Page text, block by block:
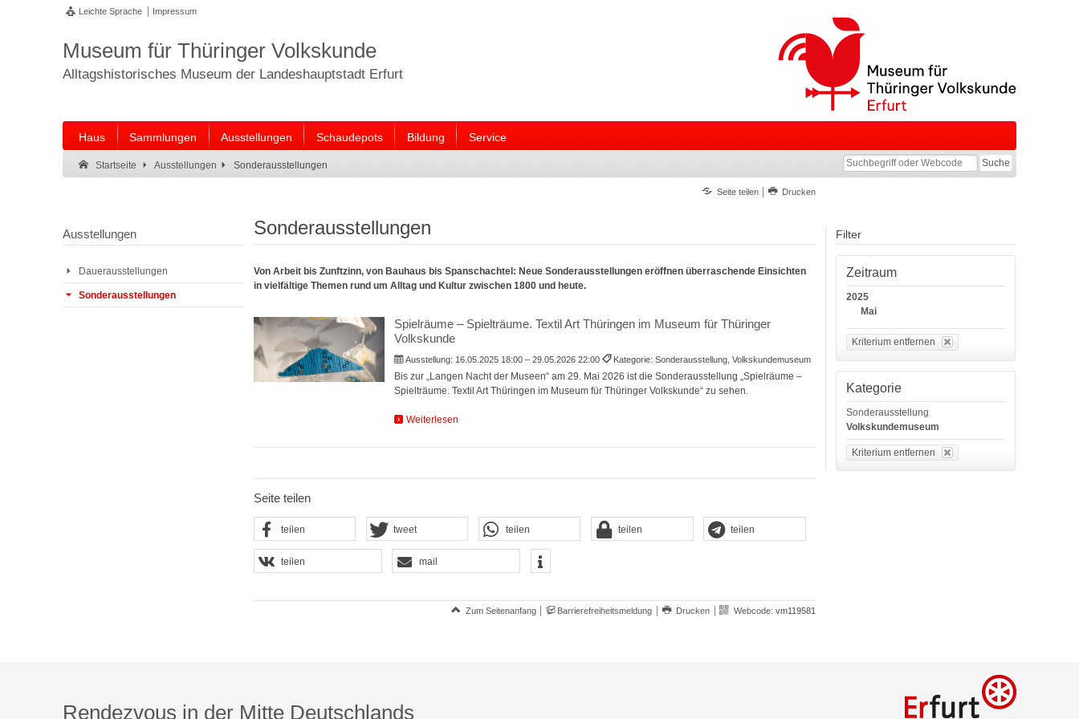
Leichte Sprache Impressum
Museum für Thüringer Volkskunde
Alltagshistorisches Museum der Landeshauptstadt Erfurt
Haus Sammlungen Ausstellungen Schaudepots Bildung Service
Startseite Ausstellungen Sonderausstellungen
Suche:
Suche Ende.
Seite teilen Drucken
Sonderausstellungen
Von Arbeit bis Zunftzinn, von Bauhaus bis Spanschachtel: Neue Sonderausstellungen eröffnen überraschende Einsichten
in vielfältige Themen rund um Alltag und Kultur zwischen 1800 und heute.
Spielräume – Spielträume. Textil Art Thüringen im Museum für Thüringer
Volkskunde
Ausstellung: 16.05.2025 18:00 – 29.05.2026 22:00 Kategorie: Sonderausstellung, Volkskundemuseum
Bis zur „Langen Nacht der Museen“ am 29. Mai 2026 ist die Sonderausstellung „Spielräume –
Spielträume. Textil Art Thüringen im Museum für Thüringer Volkskunde“ zu sehen.
Weiterlesen
Seite teilen
teilen tweet teilen teilen teilen
teilen mail
Zum Seitenanfang Barrierefreiheitsmeldung Drucken Webcode: vm119581
Filter
Zeitraum
2025
Mai
Kriterium entfernen
Kategorie
Sonderausstellung
Volkskundemuseum
Kriterium entfernen
Ausstellungen
Dauerausstellungen
Sonderausstellungen
Rendezvous in der Mitte Deutschlands